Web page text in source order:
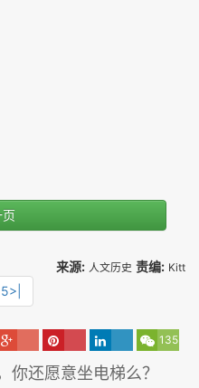
5>|
来源: 人文历史 责编: Kitt
135
你还愿意坐电梯么？